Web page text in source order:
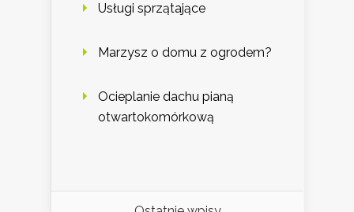
Usługi sprzątające
Marzysz o domu z ogrodem?
Ocieplanie dachu pianą
otwartokomórkową